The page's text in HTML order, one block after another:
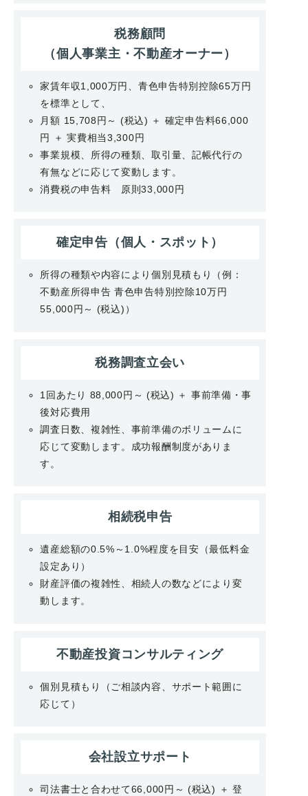
税務顧問
（個人事業主・不動産オーナー）
家賃年収1,000万円、青色申告特別控除65万円
を標準として、
月額 15,708円～ (税込) ＋ 確定申告料66,000
円 ＋ 実費相当3,300円
事業規模、所得の種類、取引量、記帳代行の
有無などに応じて変動します。
消費税の申告料 原則33,000円
確定申告 （個人・スポット）
所得の種類や内容により個別見積もり（例：
不動産所得申告 青色申告特別控除10万円
55,000円～ (税込)）
税務調査立会い
1回あたり 88,000円～ (税込) ＋ 事前準備・事
後対応費用
調査日数、複雑性、事前準備のボリュームに
応じて変動します。成功報酬制度がありま
す。
相続税申告
遺産総額の0.5%～1.0%程度を目安（最低料金
設定あり）
財産評価の複雑性、相続人の数などにより変
動します。
不動産投資コンサルティング
個別見積もり（ご相談内容、サポート範囲に
応じて）
会社設立サポート
司法書士と合わせて66,000円～ (税込) ＋ 登